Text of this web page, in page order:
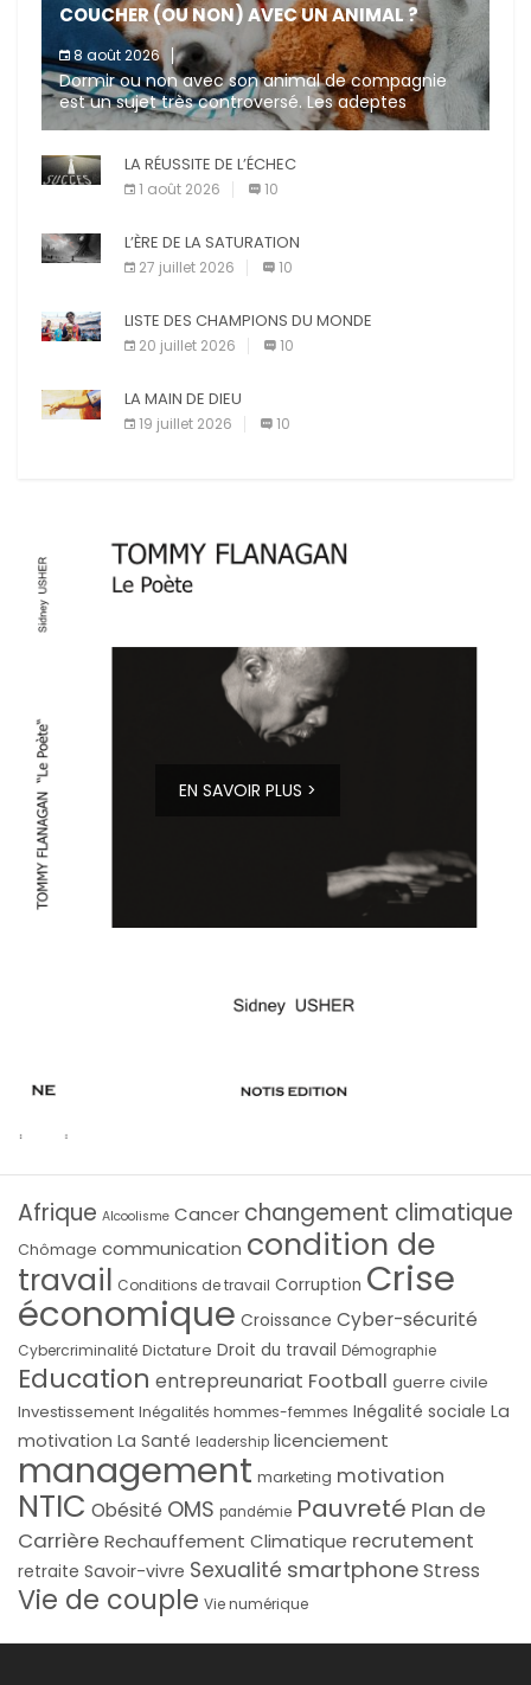
COUCHER (OU NON) AVEC UN ANIMAL ?
8 août 2026
Dormir ou non avec son animal de compagnie
est un sujet très controversé. Les adeptes
affirment que la présence de leur compagnon à
LA RÉUSSITE DE L’ÉCHEC
1 août 2026 10
L’ÈRE DE LA SATURATION
27 juillet 2026 10
LISTE DES CHAMPIONS DU MONDE
20 juillet 2026 10
LA MAIN DE DIEU
19 juillet 2026 10
EN SAVOIR PLUS >
Afrique Alcoolisme Cancer changement climatique
Chômage communication condition de
travail Conditions de travail Corruption Crise
économique Croissance Cyber-sécurité
Cybercriminalité Dictature Droit du travail Démographie
Education entrepreunariat Football guerre civile
Investissement Inégalités hommes-femmes Inégalité sociale La
motivation La Santé leadership licenciement
management marketing motivation
NTIC Obésité OMS pandémie Pauvreté Plan de
Carrière Rechauffement Climatique recrutement
retraite Savoir-vivre Sexualité smartphoneStress
Vie de couple Vie numérique